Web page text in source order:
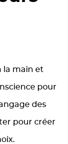
la main et
pour
des
pour créer